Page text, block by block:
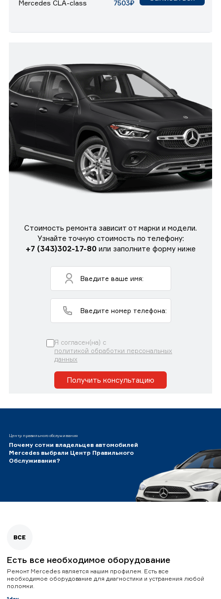
Mercedes CLA-class
7503₽
Стоимость ремонта зависит от марки и модели.
Узнайте точную стоимость по телефону:
+7 (343)302-17-80 или заполните форму ниже
Я согласен(на) с
политикой обработки персональных
данных
Получить консультацию
Центр правильного обслуживания
Почему сотни владельцев автомобилей
Mercedes выбрали Центр Правильного
Обслуживания?
Есть все необходимое оборудование
Ремонт Mercedes является нашим профилем. Есть все
необходимое оборудование для диагностики и устранения любой
поломки.